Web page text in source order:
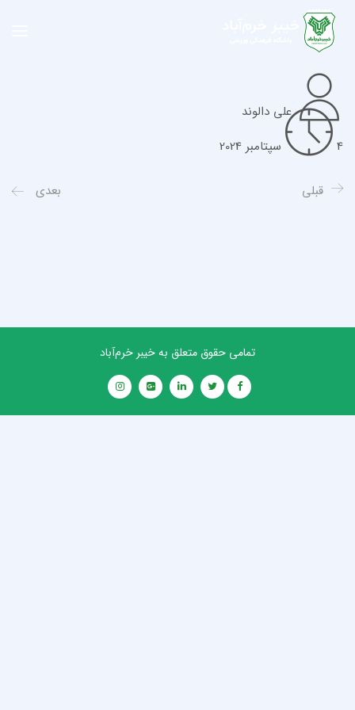
علی دالوند
4 سپتامبر 2024
قبلی بعدی
تمامی حقوق متعلق به خیبر خرم‌آباد